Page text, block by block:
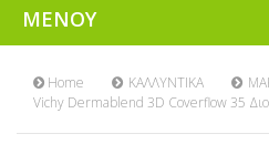
ΜΕΝΟΎ
Home ΚΑΛΛΥΝΤΙΚΑ
Vichy Dermablend 3D Coverflow 35